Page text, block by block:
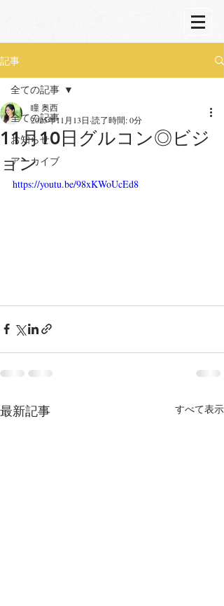
記事
全ての記事
お知らせ
アーカイブ
全ての記事
11月10日グルコン◎ビジ
ョン
瞳 奥西
2025年11月13日 読了時間: 0分
https://youtu.be/98xKWoUcEd8
最新記事 すべて表示